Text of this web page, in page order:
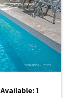
Available:1